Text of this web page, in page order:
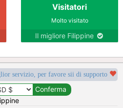
Visitatori
Molto visitato
Il migliore Filippine
servizio, per favore sii di supporto